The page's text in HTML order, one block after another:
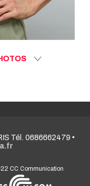
Tél. 0686662479 •
CC Communication